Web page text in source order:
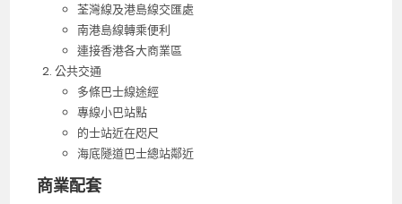
荃灣線及港島線交匯處
南港島線轉乘便利
連接香港各大商業區
公共交通
多條巴士線途經
專線小巴站點
的士站近在咫尺
海底隧道巴士總站鄰近
商業配套